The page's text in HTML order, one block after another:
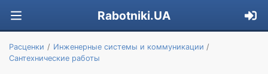
Rabotniki.UA
Расценки
Инженерные системы и коммуникации
Сантехнические работы